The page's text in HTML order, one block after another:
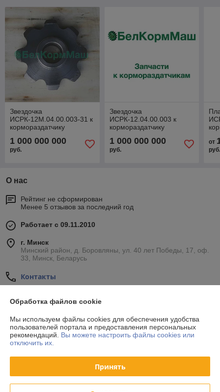
Звездочка
ИСРК-12М.04.00.003-31 к
кормораздатчику
1 000 000 000
руб.
Звездочка
ИСРК-12.04.00.003 к
кормораздатчику
1 000 000 000
руб.
от
О нас
Рейтинг не сформирован
Менее 5 отзывов за последний год
Работает с 09.11.2010
г. Минск
Минский район, д. Боровляны, ул. 40 лет Победы, 17, оф.
33, Минск, Беларусь
Контакты
Отзывы о магазине
34 отзывов за всё время
Обработка файлов cookie
Мы используем файлы cookies для обеспечения удобства
пользователей портала и предоставления персональных
рекомендаций. Вы можете настроить файлы cookies или
отключить их.
Принять